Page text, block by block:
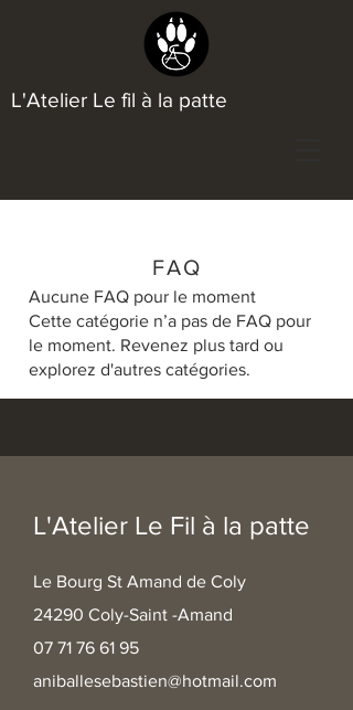
L'Atelier Le fil à la patte
FAQ
Aucune FAQ pour le moment
Cette catégorie n’a pas de FAQ pour
le moment. Revenez plus tard ou
explorez d'autres catégories.
L'Atelier Le Fil à la patte
Le Bourg St Amand de Coly
24290 Coly-Saint -Amand
07 71 76 61 95
aniballesebastien@hotmail.com